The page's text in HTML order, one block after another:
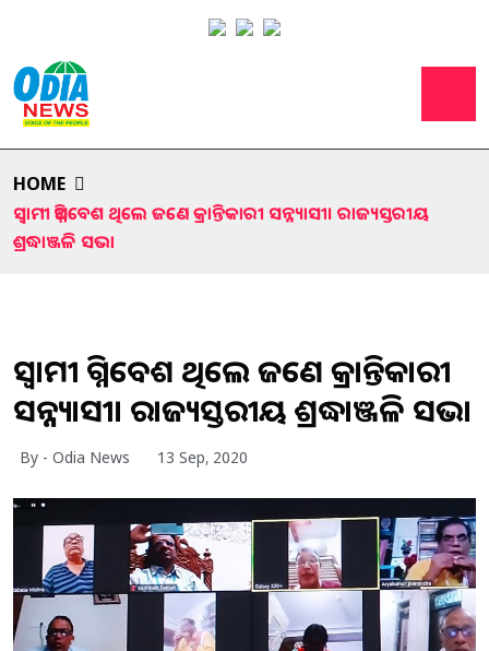
HOME
ସ୍ୱାମୀ ଅଗ୍ନିବେଶ ଥିଲେ ଜଣେ କ୍ରାନ୍ତିକାରୀ ସନ୍ନ୍ୟାସୀ। ରାଜ୍ୟସ୍ତରୀୟ
ଶ୍ରଦ୍ଧାଞ୍ଜଳି ସଭା
ସ୍ୱାମୀ ଅଗ୍ନିବେଶ ଥିଲେ ଜଣେ କ୍ରାନ୍ତିକାରୀ
ସନ୍ନ୍ୟାସୀ। ରାଜ୍ୟସ୍ତରୀୟ ଶ୍ରଦ୍ଧାଞ୍ଜଳି ସଭା
By - Odia News 13 Sep, 2020